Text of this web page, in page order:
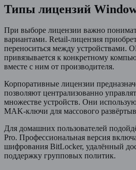
Типы лицензий
При выборе лицензии важно
вариантами. Retail-лицензия
переноситься между устройствами.
привязывается к конкретному
вместе с ним от производителя.
Корпоративные лицензии
позволяют централизованно
множестве устройств. Они
MAK-ключи для массового
Для домашних пользователей
Pro. Профессиональная версия
шифрования BitLocker, удалённый
поддержку групповых политик.